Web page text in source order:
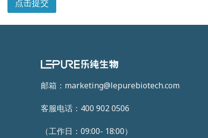
点击提交
邮箱：marketing@lepurebiotech.com
客服电话：400 902 0506
（工作日：09:00- 18:00）